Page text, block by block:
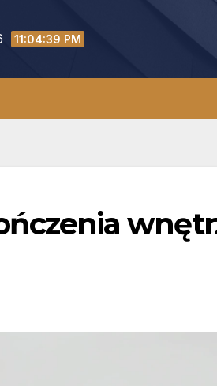
11:04:40 PM